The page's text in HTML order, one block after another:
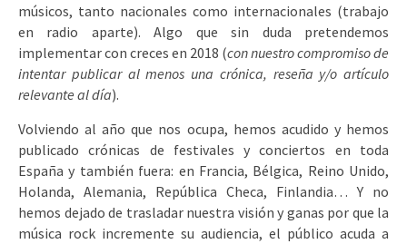
músicos, tanto nacionales como internacionales (trabajo
en radio aparte). Algo que sin duda pretendemos
implementar con creces en 2018 (con nuestro compromiso de
intentar publicar al menos una crónica, reseña y/o artículo
relevante al día).
Volviendo al año que nos ocupa, hemos acudido y hemos
publicado crónicas de festivales y conciertos en toda
España y también fuera: en Francia, Bélgica, Reino Unido,
Holanda, Alemania, República Checa, Finlandia… Y no
hemos dejado de trasladar nuestra visión y ganas por que la
música rock incremente su audiencia, el público acuda a